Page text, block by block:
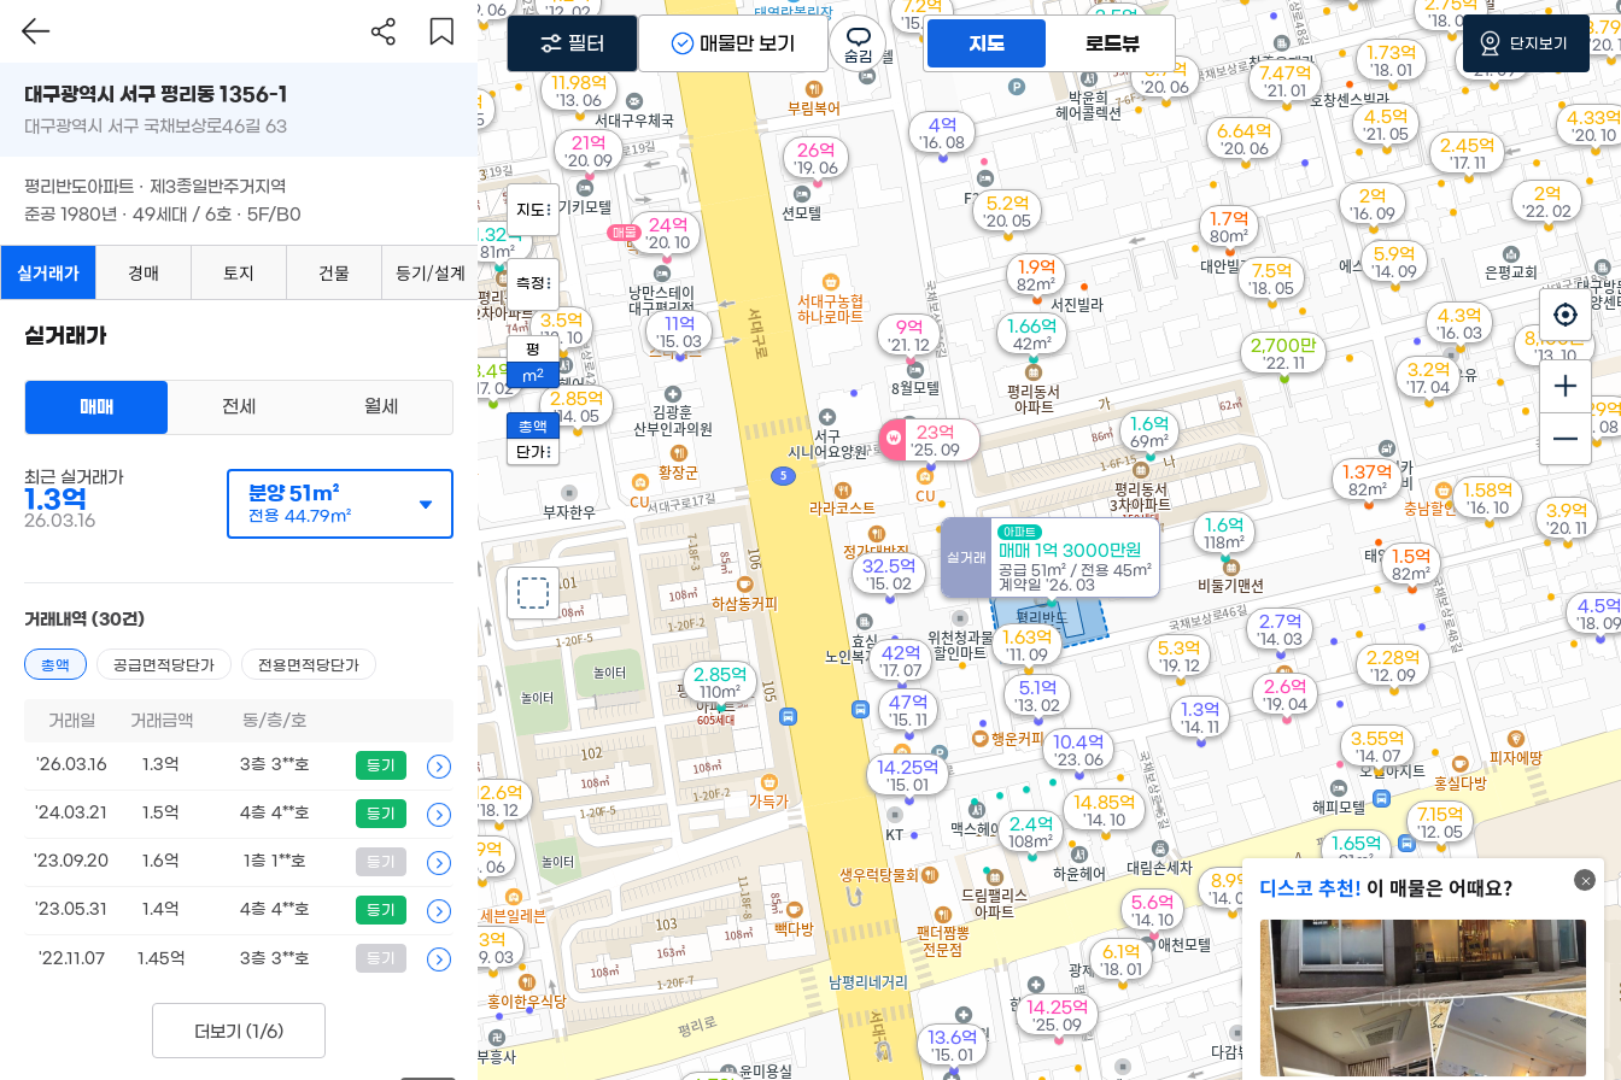
2.85억
110m²
2.9억
'26. 06
1.6억
118m²
실거래
아파트
매매 1억 3000만원
공급 51m² / 전용 45m²
계약일 '26. 03
1.32억
81m²
14.25억
'25. 09
23억
'25. 09
2.4억
108m²
1.5억
82m²
1.6억
69m²
1.65억
91m²
24억
'20. 10
매물
10.4억
'23. 06
2,700만
'22. 11
1.66억
42m²
2억
'22. 02
2.5억
54m²
9억
'21. 12
3.03억
'21. 09
4.5억
'21. 05
7.6억
'21. 05
1.95억
7.47억
'21. 01
3.9억
'20. 11
'20.
4.33억
'20. 10
1.9억
82m²
21억
'20. 09
5.7억
'20. 06
1.7억
80m²
6.64억
'20. 06
5.2억
'20. 05
5.3억
'19. 12
26억
'19. 06
2.6억
'19. 04
3억
'19. 03
12.6억
'18. 12
3.5억
'18. 10
4.5억
'18. 09
3.29억
'18. 08
7.5억
'18. 05
2.75억
'18. 03
1.73억
'18. 01
6.1억
'18. 01
2.45억
'17. 11
42억
'17. 07
3.2억
'17. 04
8.4억
'17. 02
1.58억
'16. 10
2억
'16. 09
4억
'16. 08
1.37억
82m²
4.3억
'16. 03
47억
'15. 11
7.2억
'15. 10
11억
'15. 03
32.5억
'15. 02
14.25억
'15. 01
13.6억
'15. 01
1.3억
'14. 11
5.6억
'14. 10
14.85억
'14. 10
5.9억
'14. 09
3.55억
'14. 07
'14. 06
8.9억
'14. 06
2.85억
'14. 05
2.7억
'14. 03
8,100만
'13. 10
5.59억
'13. 06
11.98억
'13. 06
5.1억
'13. 02
2.28억
'12. 09
7.15억
'12. 05
'12. 02
1.63억
'11. 09
'09. 06
디스코 추천! 이 매물은 어때요?
지도 로드뷰
지도
측정
평
m2
총액
단가
필터 매물만 보기 단지보기
대구광역시 서구 평리동 1356-1
대구광역시 서구 국채보상로46길 63
평리반도아파트 · 제3종일반주거지역
준공 1980년 · 49세대 / 6호 · 5F/B0
실거래가 경매 토지 건물 등기/설계
실거래가
매매 전세 월세
최근 실거래가
1.3억
26.03.16
분양51m²
전용 44.79m²
거래내역 (30건)
총액 공급면적당단가 전용면적당단가
거래일 거래금액 동/층/호
'26.03.16 1.3억 3층 3**호 등기
'24.03.21 1.5억 4층 4**호 등기
'23.09.20 1.6억 1층 1**호 등기
'23.05.31 1.4억 4층 4**호 등기
'22.11.07 1.45억 3층 3**호 등기
더보기 (1/6)